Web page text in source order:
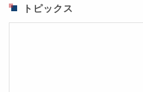
トピックス